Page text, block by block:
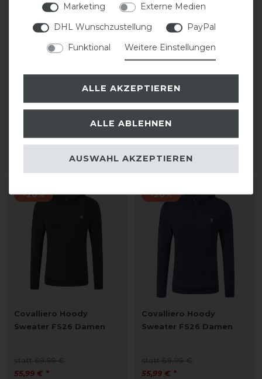
59,99 € *
ARTIKEL MERKEN
FS26 Damen
statt 74,99 €
59,99 € *
ARTIKEL MERKEN
-20%
Covalliero Hoody
Sweater FS26 Damen
statt 69,99 €
55,99 € *
-20%
Covalliero Hoody
Sweater FS26 Damen
statt 69,99 €
55,99 € *
Marketing
Externe Medien
DHL Wunschzustellung
PayPal
Funktional
Weitere Einstellungen
ALLE AKZEPTIEREN
ALLE ABLEHNEN
AUSWAHL AKZEPTIEREN